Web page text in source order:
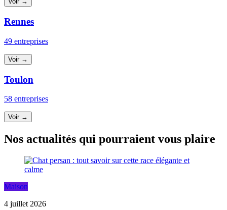
Rennes
49 entreprises
Voir →
Toulon
58 entreprises
Voir →
Nos actualités qui pourraient vous plaire
Maison
4 juillet 2026